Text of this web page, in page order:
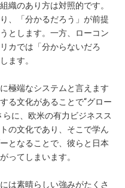
織のあり方は対照的です。
、「分かるだろう」が前提
とします。一方、ローコン
カでは「分からないだろ
ます。
極端なシステムと言えます
る文化があることで“グロー
に、欧米の有力ビジネスス
の文化であり、そこで学ん
となることで、彼らと日本
ってしまいます。
は素晴らしい強みがたくさ